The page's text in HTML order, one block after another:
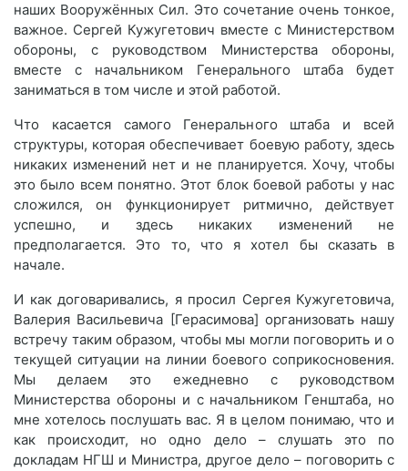
наших Вооружённых Сил. Это сочетание очень тонкое,
важное. Сергей Кужугетович вместе с Министерством
обороны, с руководством Министерства обороны,
вместе с начальником Генерального штаба будет
заниматься в том числе и этой работой.
Что касается самого Генерального штаба и всей
структуры, которая обеспечивает боевую работу, здесь
никаких изменений нет и не планируется. Хочу, чтобы
это было всем понятно. Этот блок боевой работы у нас
сложился, он функционирует ритмично, действует
успешно, и здесь никаких изменений не
предполагается. Это то, что я хотел бы сказать в
начале.
И как договаривались, я просил Сергея Кужугетовича,
Валерия Васильевича [Герасимова] организовать нашу
встречу таким образом, чтобы мы могли поговорить и о
текущей ситуации на линии боевого соприкосновения.
Мы делаем это ежедневно с руководством
Министерства обороны и с начальником Генштаба, но
мне хотелось послушать вас. Я в целом понимаю, что и
как происходит, но одно дело – слушать это по
докладам НГШ и Министра, другое дело – поговорить с